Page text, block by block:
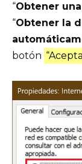
“Obtener
“Obtener la
botón